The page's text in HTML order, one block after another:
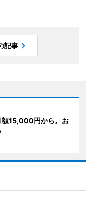
記事
額15,000円から。お